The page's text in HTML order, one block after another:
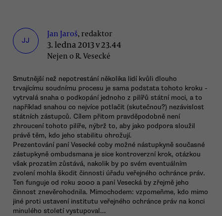
JJ
Jan Jaroš, redaktor
3. ledna 2013 v 23.44
Nejen o R. Vesecké
Smutnější než nepotrestání několika lidí kvůli dlouho
trvajícímu soudnímu procesu je sama podstata tohoto kroku -
vytrvalá snaha o podkopání jednoho z pilířů státní moci, a to
například snahou co nejvíce potlačit (skutečnou?) nezávislost
státních zástupců. Cílem přitom pravděpodobně není
zhroucení tohoto pilíře, nýbrž to, aby jako podpora sloužil
právě těm, kdo jeho stabilitu ohrožují.
Prezentování paní Vesecké coby možné nástupkyně současné
zástupkyně ombudsmana je sice kontroverzní krok, otázkou
však prozatím zůstává, nakolik by po svém eventuálním
zvolení mohla škodit činnosti úřadu veřejného ochránce práv.
Ten funguje od roku 2000 a paní Vesecká by zřejmě jeho
činnost znevěrohodnila. Mimochodem: vzpomeňme, kdo mimo
jiné proti ustavení institutu veřejného ochránce práv na konci
minulého století vystupoval...